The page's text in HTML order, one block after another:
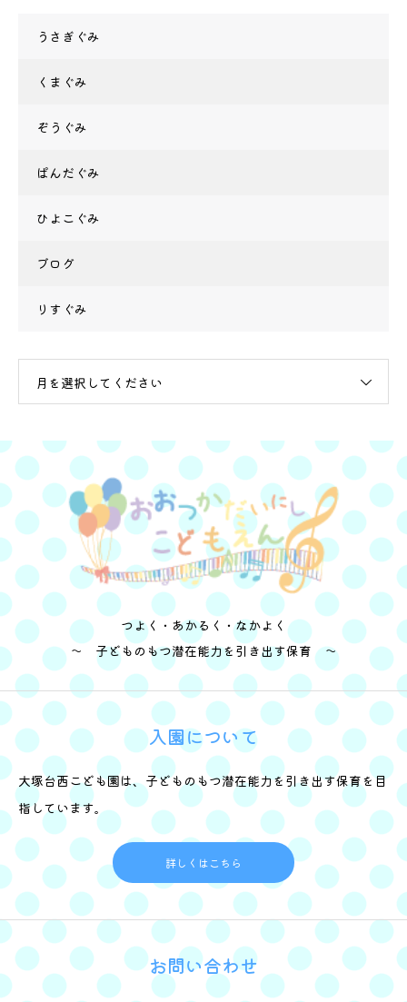
うさぎぐみ
くまぐみ
ぞうぐみ
ぱんだぐみ
ひよこぐみ
ブログ
りすぐみ
月を選択してください
つよく・あかるく・なかよく
～ 子どものもつ潜在能力を引き出す保育 ～
入園について
大塚台西こども園は、子どものもつ潜在能力を引き出す保育を目
指しています。
詳しくはこちら
お問い合わせ